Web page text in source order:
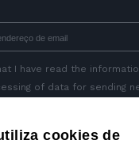
I have read the
of data for sending
cookies de